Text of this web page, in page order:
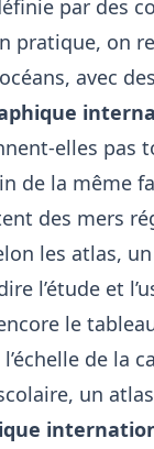
par des
pratique, on
avec
elles pas
de la même
des mers
les atlas,
l’étude et
le
de la
un